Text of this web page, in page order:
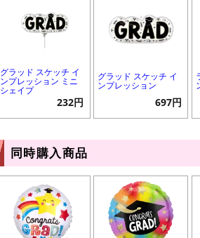
グラッド スケッチ イ
ンプレッション ミニ
シェイプ
232円
グラッド スケッチ イ
ンプレッション
697円
同時購入商品